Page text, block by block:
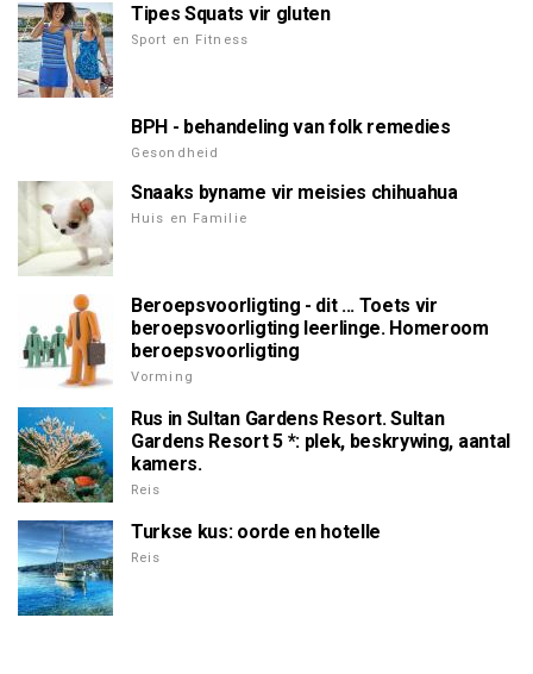
Tipes Squats vir gluten
Sport en Fitness
BPH - behandeling van folk remedies
Gesondheid
Snaaks byname vir meisies chihuahua
Huis en Familie
Beroepsvoorligting - dit ... Toets vir
beroepsvoorligting leerlinge. Homeroom
beroepsvoorligting
Vorming
Rus in Sultan Gardens Resort. Sultan
Gardens Resort 5 *: plek, beskrywing, aantal
kamers.
Reis
Turkse kus: oorde en hotelle
Reis